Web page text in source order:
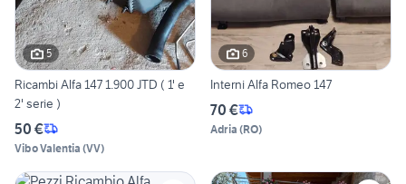
5
Ricambi Alfa 147 1.900 JTD ( 1' e
2' serie )
50 €
Vibo Valentia (VV)
6
Interni Alfa Romeo 147
70 €
Adria (RO)